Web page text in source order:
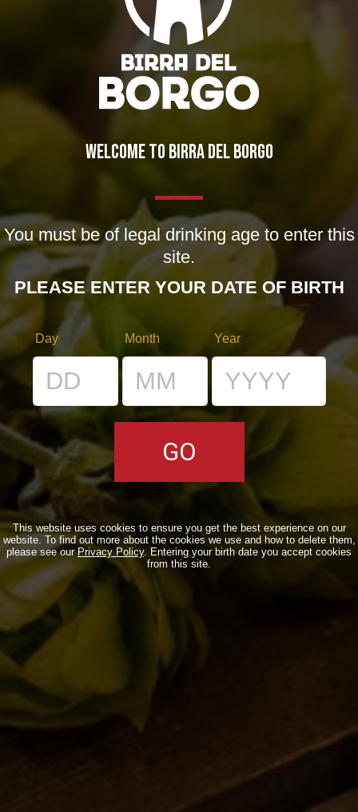
WELCOME TO BIRRA DEL BORGO
You must be of legal drinking age to enter this
site.
PLEASE ENTER YOUR DATE OF BIRTH
Day Month Year
This website uses cookies to ensure you get the best experience on our
website. To find out more about the cookies we use and how to delete them,
please see ourPrivacy Policy. Entering your birth date you accept cookies
from this site.
Novità in birrificio ByBorghigiano
13/07/2016
Lascia un commento
IL BIRRIFICIO
LA STORIA
LA MISSION
DICONO DI NOI | RASSEGNA STAMPA BIRRA DEL BORGO
LE BIRRE
CLASSICHE
STAGIONALI
BIZZARRE
QUOTIDIANE
ACQUISTA BDB ONLINE
C’ERA UNA VOLTA…
I LOCALI